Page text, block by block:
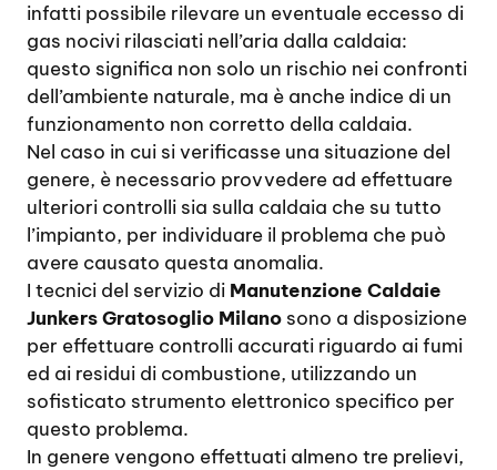
infatti possibile rilevare un eventuale eccesso di
gas nocivi rilasciati nell’aria dalla caldaia:
questo significa non solo un rischio nei confronti
dell’ambiente naturale, ma è anche indice di un
funzionamento non corretto della caldaia.
Nel caso in cui si verificasse una situazione del
genere, è necessario provvedere ad effettuare
ulteriori controlli sia sulla caldaia che su tutto
l’impianto, per individuare il problema che può
avere causato questa anomalia.
I tecnici del servizio di Manutenzione Caldaie
Junkers Gratosoglio Milano sono a disposizione
per effettuare controlli accurati riguardo ai fumi
ed ai residui di combustione, utilizzando un
sofisticato strumento elettronico specifico per
questo problema.
In genere vengono effettuati almeno tre prelievi,